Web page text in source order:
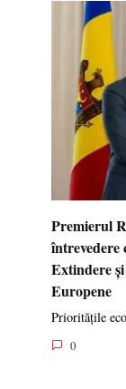
Premierul
întrevedere
Extindere
Europene
Prioritățile
0